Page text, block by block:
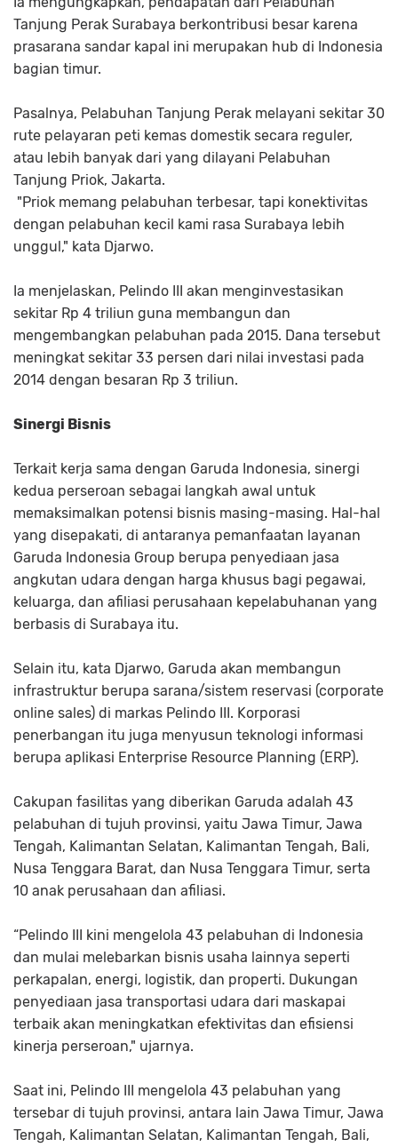
Tanjung Perak Surabaya berkontribusi besar karena
prasarana sandar kapal ini merupakan hub di Indonesia
bagian timur.
Pasalnya, Pelabuhan Tanjung Perak melayani sekitar 30
rute pelayaran peti kemas domestik secara reguler,
atau lebih banyak dari yang dilayani Pelabuhan
Tanjung Priok, Jakarta.
"Priok memang pelabuhan terbesar, tapi konektivitas
dengan pelabuhan kecil kami rasa Surabaya lebih
unggul," kata Djarwo.
Ia menjelaskan, Pelindo III akan menginvestasikan
sekitar Rp 4 triliun guna membangun dan
mengembangkan pelabuhan pada 2015. Dana tersebut
meningkat sekitar 33 persen dari nilai investasi pada
2014 dengan besaran Rp 3 triliun.
Sinergi Bisnis
Terkait kerja sama dengan Garuda Indonesia, sinergi
kedua perseroan sebagai langkah awal untuk
memaksimalkan potensi bisnis masing-masing. Hal-hal
yang disepakati, di antaranya pemanfaatan layanan
Garuda Indonesia Group berupa penyediaan jasa
angkutan udara dengan harga khusus bagi pegawai,
keluarga, dan afiliasi perusahaan kepelabuhanan yang
berbasis di Surabaya itu.
Selain itu, kata Djarwo, Garuda akan membangun
infrastruktur berupa sarana/sistem reservasi (corporate
online sales) di markas Pelindo III. Korporasi
penerbangan itu juga menyusun teknologi informasi
berupa aplikasi Enterprise Resource Planning (ERP).
Cakupan fasilitas yang diberikan Garuda adalah 43
pelabuhan di tujuh provinsi, yaitu Jawa Timur, Jawa
Tengah, Kalimantan Selatan, Kalimantan Tengah, Bali,
Nusa Tenggara Barat, dan Nusa Tenggara Timur, serta
10 anak perusahaan dan afiliasi.
“Pelindo III kini mengelola 43 pelabuhan di Indonesia
dan mulai melebarkan bisnis usaha lainnya seperti
perkapalan, energi, logistik, dan properti. Dukungan
penyediaan jasa transportasi udara dari maskapai
terbaik akan meningkatkan efektivitas dan efisiensi
kinerja perseroan," ujarnya.
Saat ini, Pelindo III mengelola 43 pelabuhan yang
tersebar di tujuh provinsi, antara lain Jawa Timur, Jawa
Tengah, Kalimantan Selatan, Kalimantan Tengah, Bali,